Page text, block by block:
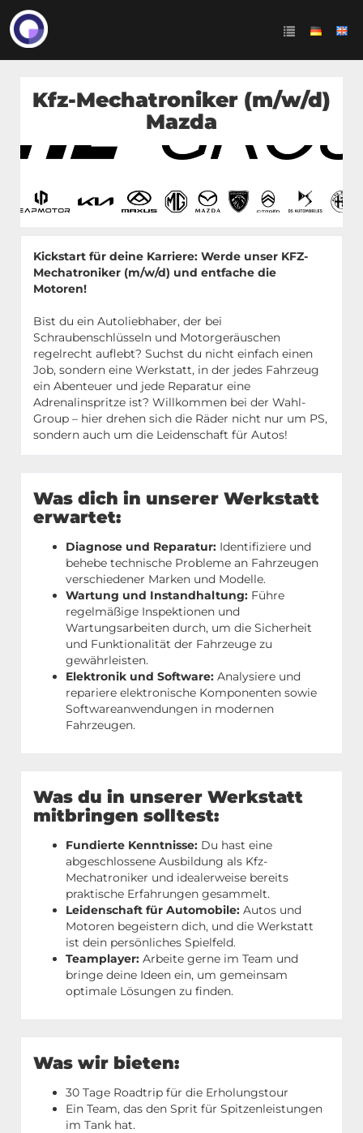
Kfz-Mechatroniker (m/w/d)
Mazda
Kickstart für deine Karriere: Werde unser KFZ-
Mechatroniker (m/w/d) und entfache die
Motoren!
Bist du ein Autoliebhaber, der bei
Schraubenschlüsseln und Motorgeräuschen
regelrecht auflebt? Suchst du nicht einfach einen
Job, sondern eine Werkstatt, in der jedes Fahrzeug
ein Abenteuer und jede Reparatur eine
Adrenalinspritze ist? Willkommen bei der Wahl-
Group – hier drehen sich die Räder nicht nur um PS,
sondern auch um die Leidenschaft für Autos!
Was dich in unserer Werkstatt
erwartet:
Diagnose und Reparatur: Identifiziere und
behebe technische Probleme an Fahrzeugen
verschiedener Marken und Modelle.
Wartung und Instandhaltung: Führe
regelmäßige Inspektionen und
Wartungsarbeiten durch, um die Sicherheit
und Funktionalität der Fahrzeuge zu
gewährleisten.
Elektronik und Software: Analysiere und
repariere elektronische Komponenten sowie
Softwareanwendungen in modernen
Fahrzeugen.
Was du in unserer Werkstatt
mitbringen solltest:
Fundierte Kenntnisse: Du hast eine
abgeschlossene Ausbildung als Kfz-
Mechatroniker und idealerweise bereits
praktische Erfahrungen gesammelt.
Leidenschaft für Automobile: Autos und
Motoren begeistern dich, und die Werkstatt
ist dein persönliches Spielfeld.
Teamplayer: Arbeite gerne im Team und
bringe deine Ideen ein, um gemeinsam
optimale Lösungen zu finden.
Was wir bieten:
30 Tage Roadtrip für die Erholungstour
Ein Team, das den Sprit für Spitzenleistungen
im Tank hat.